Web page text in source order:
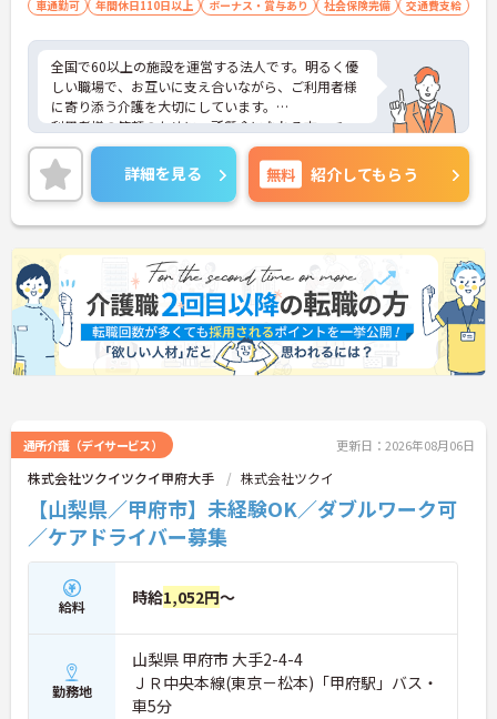
車通勤可 年間休日110日以上 ボーナス・賞与あり 社会保険完備 交通費支給
全国で60以上の施設を運営する法人です。明るく優
しい職場で、お互いに支え合いながら、ご利用者様
に寄り添う介護を大切にしています。
利用者様の笑顔のために一所懸命になれる方・チー
ム連携を大切に勤務出来る方を歓迎しています。
ご興味ある方には、面接対策ポイントなど、さらに
詳細をお話しいたしますのでお気軽にご相談くださ
い！
詳細を見る 無料 紹介してもらう
通所介護（デイサービス） 更新日：2026年08月06日
株式会社ツクイツクイ甲府大手 株式会社ツクイ
【山梨県／甲府市】未経験OK／ダブルワーク可
／ケアドライバー募集
給料 時給1,052円～
勤務地
山梨県 甲府市 大手2-4-4
ＪＲ中央本線(東京－松本)「甲府駅」バス・
車5分